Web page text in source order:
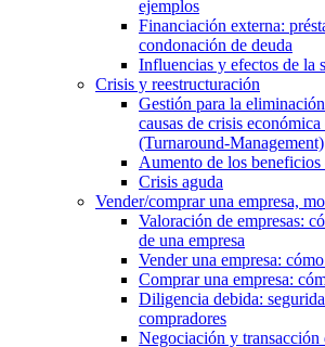
ejemplos
Financiación externa:
condonación de deuda
Influencias y efectos de la
Crisis y reestructuración
Gestión para la
causas de crisis económica
(Turnaround-Management)
Aumento de los beneficios
Crisis aguda
Vender/comprar una empresa,
Valoración de empresas:
de una empresa
Vender una empresa:
Comprar una empresa:
Diligencia debida:
compradores
Negociación y transacción